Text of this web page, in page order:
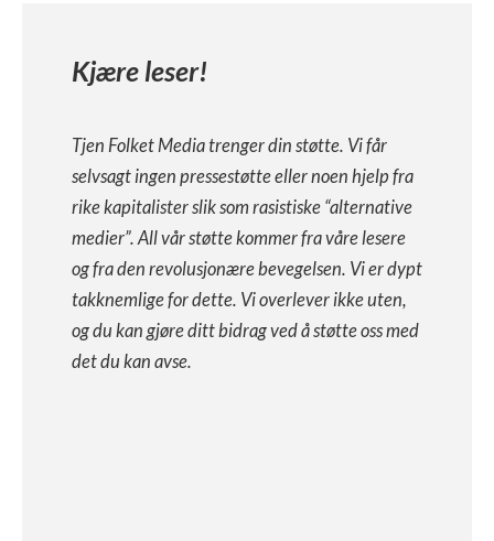
Kjære leser!
Tjen Folket Media trenger din støtte. Vi får
selvsagt ingen pressestøtte eller noen hjelp fra
rike kapitalister slik som rasistiske “alternative
medier”. All vår støtte kommer fra våre lesere
og fra den revolusjonære bevegelsen. Vi er dypt
takknemlige for dette. Vi overlever ikke uten,
og du kan gjøre ditt bidrag ved å støtte oss med
det du kan avse.